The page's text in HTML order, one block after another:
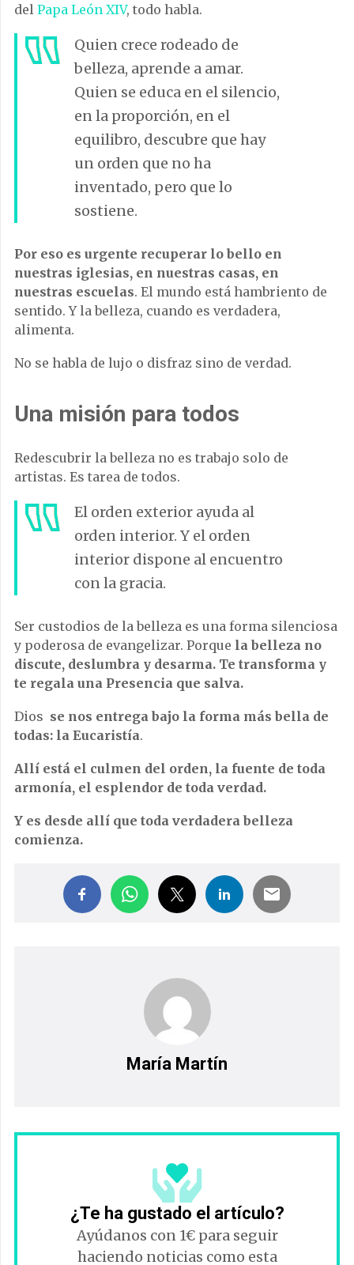
del Papa León XIV, todo habla.
Quien crece rodeado de
belleza, aprende a amar.
Quien se educa en el silencio,
en la proporción, en el
equilibro, descubre que hay
un orden que no ha
inventado, pero que lo
sostiene.
Por eso es urgente recuperar lo bello en
nuestras iglesias, en nuestras casas, en
nuestras escuelas. El mundo está hambriento de
sentido. Y la belleza, cuando es verdadera,
alimenta.
No se habla de lujo o disfraz sino de verdad.
Una misión para todos
Redescubrir la belleza no es trabajo solo de
artistas. Es tarea de todos.
El orden exterior ayuda al
orden interior. Y el orden
interior dispone al encuentro
con la gracia.
Ser custodios de la belleza es una forma silenciosa
y poderosa de evangelizar. Porque la belleza no
discute, deslumbra y desarma. Te transforma y
te regala una Presencia que salva.
Dios se nos entrega bajo la forma más bella de
todas: la Eucaristía.
Allí está el culmen del orden, la fuente de toda
armonía, el esplendor de toda verdad.
Y es desde allí que toda verdadera belleza
comienza.
María Martín
¿Te ha gustado el artículo?
Ayúdanos con 1€ para seguir
haciendo noticias como esta